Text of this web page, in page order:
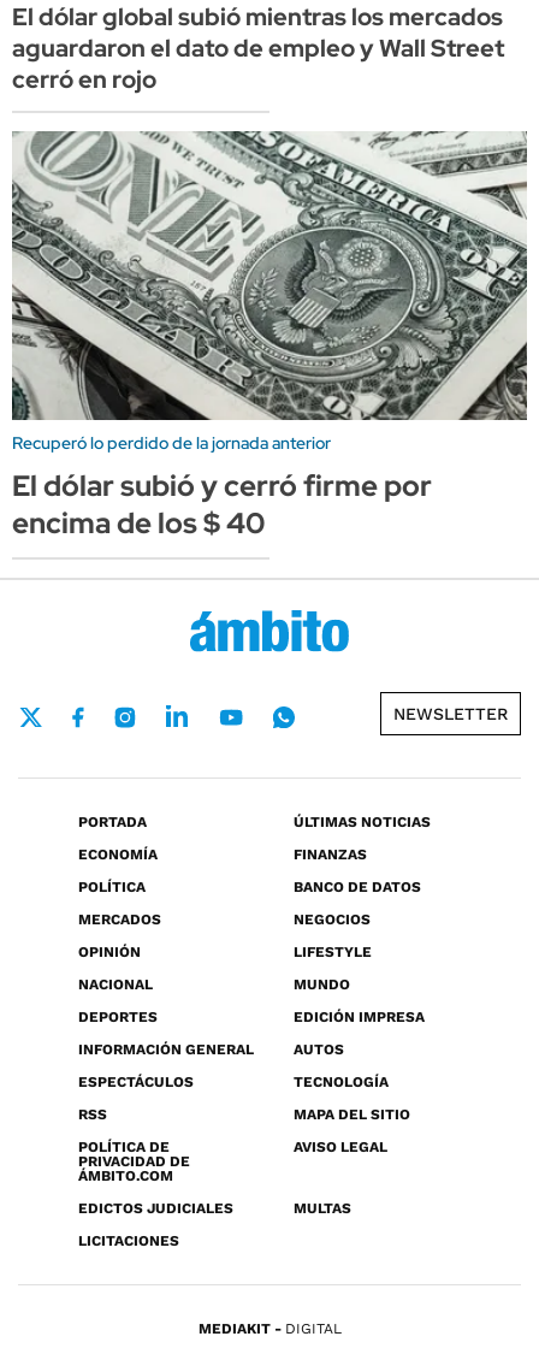
El dólar global subió mientras los mercados
aguardaron el dato de empleo y Wall Street
cerró en rojo
Recuperó lo perdido de la jornada anterior
El dólar subió y cerró firme por
encima de los $ 40
NEWSLETTER
PORTADA
ÚLTIMAS NOTICIAS
ECONOMÍA
FINANZAS
POLÍTICA
BANCO DE DATOS
MERCADOS
NEGOCIOS
OPINIÓN
LIFESTYLE
NACIONAL
MUNDO
DEPORTES
EDICIÓN IMPRESA
INFORMACIÓN GENERAL
AUTOS
ESPECTÁCULOS
TECNOLOGÍA
RSS
MAPA DEL SITIO
POLÍTICA DE
PRIVACIDAD DE
ÁMBITO.COM
AVISO LEGAL
EDICTOS JUDICIALES
MULTAS
LICITACIONES
MEDIAKIT DIGITAL